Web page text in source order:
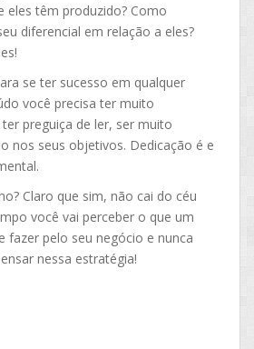
eles têm produzido? Como
diferencial em relação a eles?
se ter sucesso em qualquer
você precisa ter muito
preguiça de ler, ser muito
nos seus objetivos. Dedicação é e
Claro que sim, não cai do céu
você vai perceber o que um
fazer pelo seu negócio e nunca
nessa estratégia!